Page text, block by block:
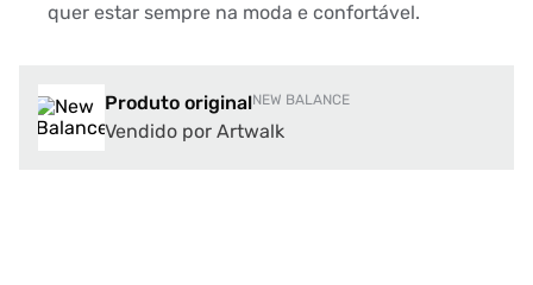
quer estar sempre na moda e confortável.
Produto originalNEW BALANCE
Vendido por Artwalk